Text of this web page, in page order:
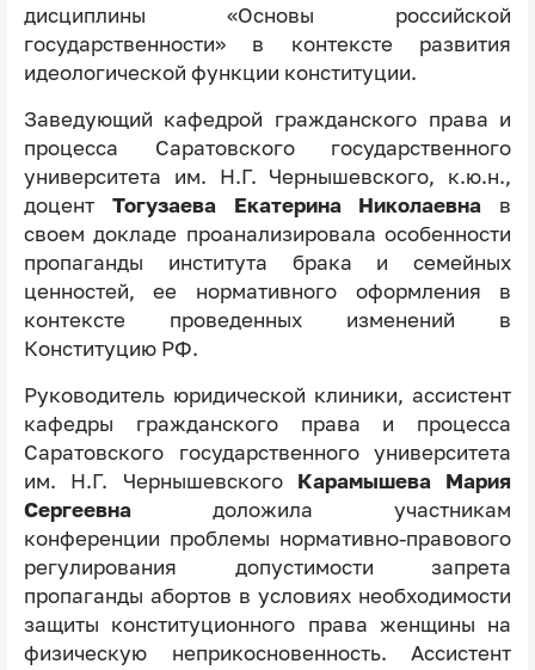
дисциплины «Основы российской
государственности» в контексте развития
идеологической функции конституции.
Заведующий кафедрой гражданского права и
процесса Саратовского государственного
университета им. Н.Г. Чернышевского, к.ю.н.,
доцент Тогузаева Екатерина Николаевна в
своем докладе проанализировала особенности
пропаганды института брака и семейных
ценностей, ее нормативного оформления в
контексте проведенных изменений в
Конституцию РФ.
Руководитель юридической клиники, ассистент
кафедры гражданского права и процесса
Саратовского государственного университета
им. Н.Г. ЧернышевскогоКарамышева Мария
Сергеевна доложила участникам
конференции проблемы нормативно-правового
регулирования допустимости запрета
пропаганды абортов в условиях необходимости
защиты конституционного права женщины на
физическую неприкосновенность. Ассистент